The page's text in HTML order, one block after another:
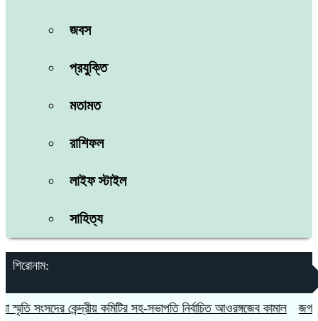
জবস
প্রযুক্তি
মতামত
রাশিফল
লাইফ স্টাইল
সাহিত্য
শিরোনাম:
সংসদের কেন্দ্রীয় কমিটির সহ-সভাপতি নির্বাচিত আওরঙ্গজেব কামাল